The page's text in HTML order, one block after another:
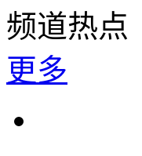
频道热点
更多